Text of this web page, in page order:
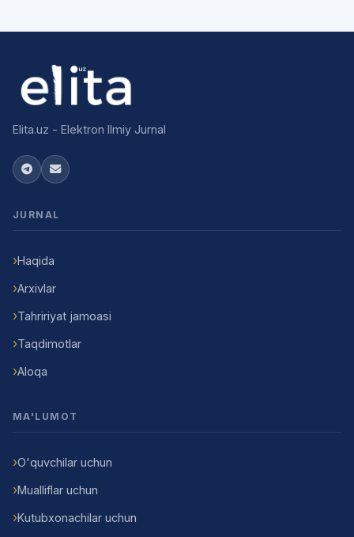
Elita.uz - Elektron Ilmiy Jurnal
JURNAL
Haqida
Arxivlar
Tahririyat jamoasi
Taqdimotlar
Aloqa
MA'LUMOT
O'quvchilar uchun
Mualliflar uchun
Kutubxonachilar uchun